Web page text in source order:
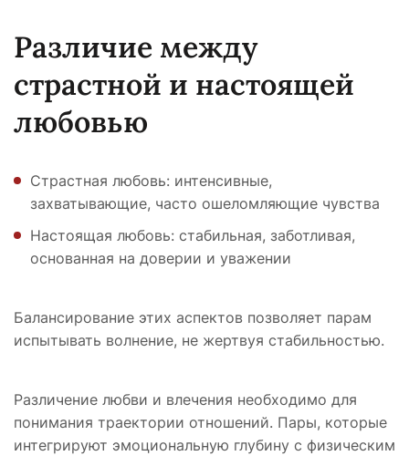
Различие между
страстной и настоящей
любовью
Страстная любовь: интенсивные,
захватывающие, часто ошеломляющие чувства
Настоящая любовь: стабильная, заботливая,
основанная на доверии и уважении
Балансирование этих аспектов позволяет парам
испытывать волнение, не жертвуя стабильностью.
Различение любви и влечения необходимо для
понимания траектории отношений. Пары, которые
интегрируют эмоциональную глубину с физическим